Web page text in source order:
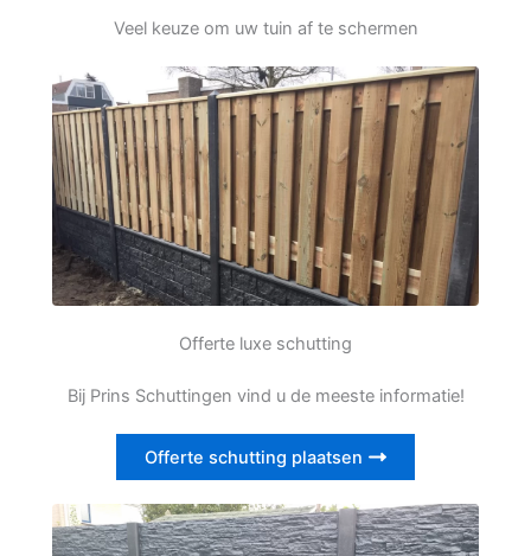
Veel keuze om uw tuin af te schermen
Offerte luxe schutting
Bij Prins Schuttingen vind u de meeste informatie!
Offerte schutting plaatsen